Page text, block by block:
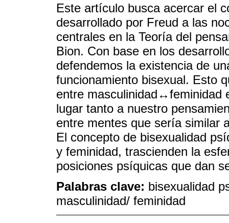
Este artículo busca acercar el
desarrollado por Freud a las
centrales en la Teoría del
Bion. Con base en los
defendemos la existencia de
funcionamiento bisexual. Esto
entre masculinidad↔feminidad
lugar tanto a nuestro
entre mentes que sería similar
El concepto de bisexualidad
y feminidad, trascienden la
posiciones psíquicas que dan
Palabras clave: bisexualidad
masculinidad/ feminidad